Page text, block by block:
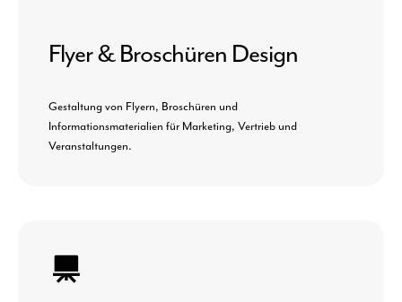
Flyer & Broschüren Design
Gestaltung von Flyern, Broschüren und
Informationsmaterialien für Marketing, Vertrieb und
Veranstaltungen.